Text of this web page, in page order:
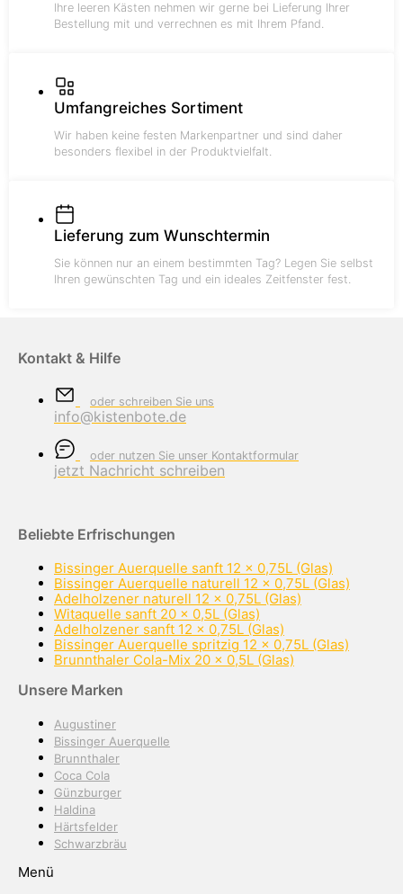
Ihre leeren Kästen nehmen wir gerne bei Lieferung Ihrer
Bestellung mit und verrechnen es mit Ihrem Pfand.
Umfangreiches Sortiment
Wir haben keine festen Markenpartner und sind daher
besonders flexibel in der Produktvielfalt.
Lieferung zum Wunschtermin
Sie können nur an einem bestimmten Tag? Legen Sie selbst
Ihren gewünschten Tag und ein ideales Zeitfenster fest.
Kontakt & Hilfe
oder schreiben Sie uns
info@kistenbote.de
oder nutzen Sie unser Kontaktformular
jetzt Nachricht schreiben
Beliebte Erfrischungen
Bissinger Auerquelle sanft 12 x 0,75L (Glas)
Bissinger Auerquelle naturell 12 x 0,75L (Glas)
Adelholzener naturell 12 x 0,75L (Glas)
Witaquelle sanft 20 x 0,5L (Glas)
Adelholzener sanft 12 x 0,75L (Glas)
Bissinger Auerquelle spritzig 12 x 0,75L (Glas)
Brunnthaler Cola-Mix 20 x 0,5L (Glas)
Unsere Marken
Augustiner
Bissinger Auerquelle
Brunnthaler
Coca Cola
Günzburger
Haldina
Härtsfelder
Schwarzbräu
Menü